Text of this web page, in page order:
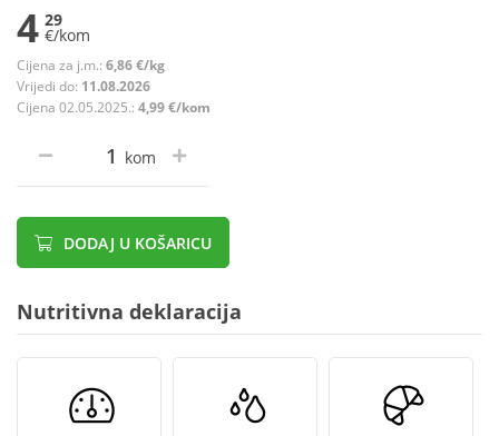
4 29
€/kom
Cijena za j.m.: 6,86 €/kg
Vrijedi do: 11.08.2026
Cijena 02.05.2025.: 4,99 €/kom
kom
DODAJ U KOŠARICU
Nutritivna deklaracija